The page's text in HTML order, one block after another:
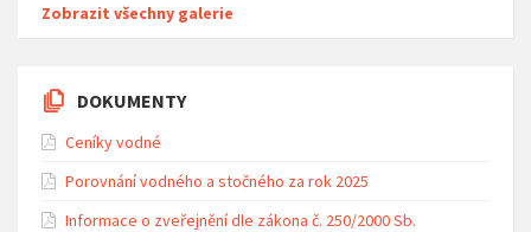
Zobrazit všechny galerie
DOKUMENTY
Ceníky vodné
Porovnání vodného a stočného za rok 2025
Informace o zveřejnění dle zákona č. 250/2000 Sb.